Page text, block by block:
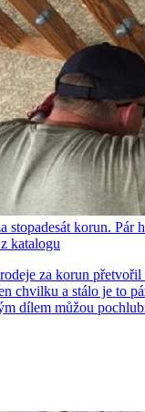
stopadesát korun. Pár
katalogu
za korun přetvořil
chvilku a stálo je to
dílem můžou